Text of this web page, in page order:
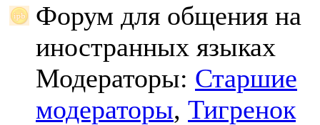
Форум для общения на
иностранных языках
Модераторы: Старшие
модераторы, Тигренок